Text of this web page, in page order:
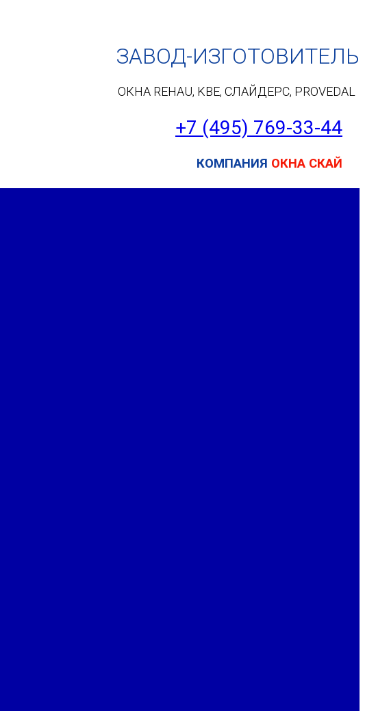
ЗАВОД-ИЗГОТОВИТЕЛЬ
ОКНА REHAU, KBE, СЛАЙДЕРС, PROVEDAL
+7 (495) 769-33-44
КОМПАНИЯ ОКНА СКАЙ